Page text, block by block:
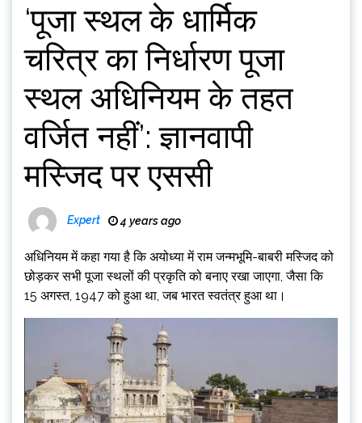
‘पूजा स्थल के धार्मिक
चरित्र का निर्धारण पूजा
स्थल अधिनियम के तहत
वर्जित नहीं’: ज्ञानवापी
मस्जिद पर एससी
Expert 4 years ago
अधिनियम में कहा गया है कि अयोध्या में राम जन्मभूमि-बाबरी मस्जिद को
छोड़कर सभी पूजा स्थलों की प्रकृति को बनाए रखा जाएगा, जैसा कि
15 अगस्त, 1947 को हुआ था, जब भारत स्वतंत्र हुआ था।